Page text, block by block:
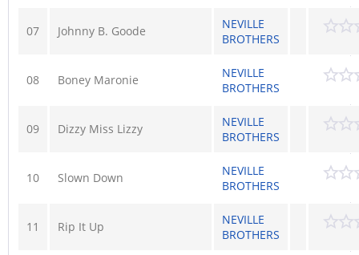
07 Johnny B. Goode
NEVILLE
BROTHERS
08 Boney Maronie
NEVILLE
BROTHERS
09 Dizzy Miss Lizzy
NEVILLE
BROTHERS
10 Slown Down
NEVILLE
BROTHERS
11 Rip It Up
NEVILLE
BROTHERS